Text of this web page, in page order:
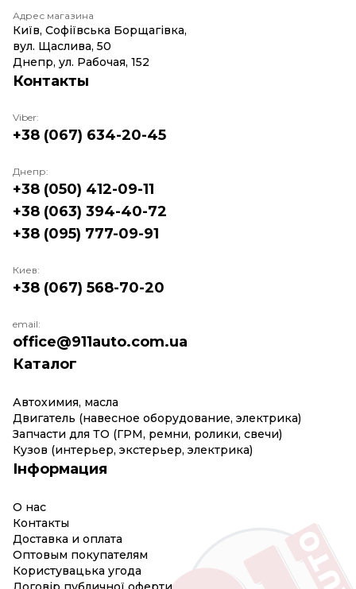
Адрес магазина
Київ, Софіївська Борщагівка,
вул. Щаслива, 50
Днепр, ул. Рабочая, 152
Каталог
Автохимия, масла
Двигатель (навесное оборудование, электрика)
Запчасти для ТО (ГРМ, ремни, ролики, свечи)
Кузов (интерьер, экстерьер, электрика)
Інформация
О нас
Контакты
Доставка и оплата
Оптовым покупателям
Користувацька угода
Контакты
Viber:
+38 (067) 634-20-45
Днепр:
+38 (050) 412-09-11
+38 (063) 394-40-72
+38 (095) 777-09-91
Киев:
+38 (067) 568-70-20
email:
office@911auto.com.ua